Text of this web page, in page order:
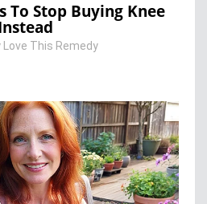
Stop Buying Knee
This Remedy